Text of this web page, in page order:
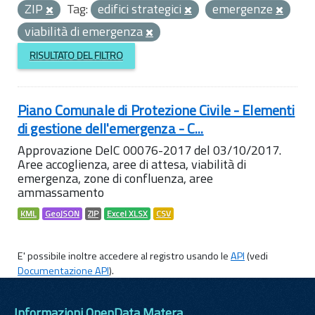
ZIP
Tag: edifici strategici
emergenze
viabilità di emergenza
RISULTATO DEL FILTRO
Piano Comunale di Protezione Civile - Elementi
di gestione dell'emergenza - C...
Approvazione DelC 00076-2017 del 03/10/2017.
Aree accoglienza, aree di attesa, viabilità di
emergenza, zone di confluenza, aree
ammassamento
KML GeoJSON ZIP Excel XLSX CSV
E' possibile inoltre accedere al registro usando leAPI(vedi
Documentazione API).